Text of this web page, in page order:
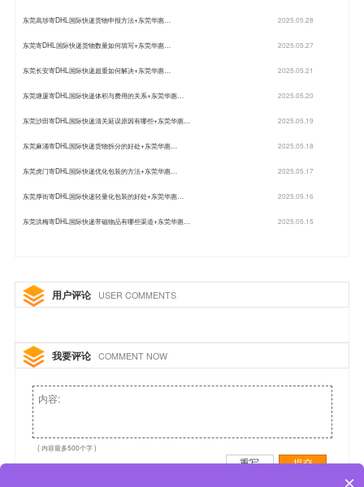
东莞高埗寄DHL国际快递货物申报方法+东莞华惠… 2025.05.28
东莞寄DHL国际快递货物数量如何填写+东莞华惠… 2025.05.27
东莞长安寄DHL国际快递超重如何解决+东莞华惠… 2025.05.21
东莞塘厦寄DHL国际快递体积与费用的关系+东莞华惠… 2025.05.20
东莞沙田寄DHL国际快递清关延误原因有哪些+东莞华惠… 2025.05.19
东莞麻涌寄DHL国际快递货物拆分的好处+东莞华惠… 2025.05.18
东莞虎门寄DHL国际快递优化包装的方法+东莞华惠… 2025.05.17
东莞厚街寄DHL国际快递轻量化包装的好处+东莞华惠… 2025.05.16
东莞洪梅寄DHL国际快递带磁物品有哪些渠道+东莞华惠… 2025.05.15
用户评论 USER COMMENTS
我要评论 COMMENT NOW
( 内容最多500个字 )
重写 提交